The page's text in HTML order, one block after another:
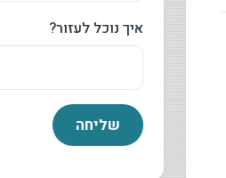
איך נוכל לעזור?